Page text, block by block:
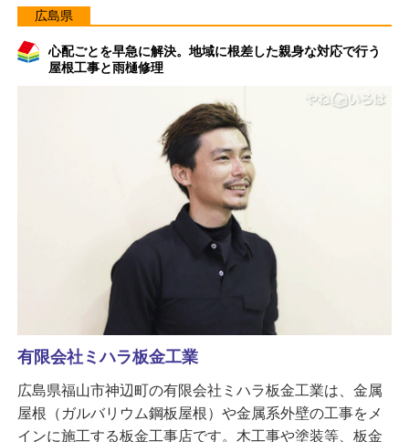
広島県
心配ごとを早急に解決。地域に根差した親身な対応で行う
屋根工事と雨樋修理
有限会社ミハラ板金工業
広島県福山市神辺町の有限会社ミハラ板金工業は、金属
屋根（ガルバリウム鋼板屋根）や金属系外壁の工事をメ
インに施工する板金工事店です。木工事や塗装等、板金